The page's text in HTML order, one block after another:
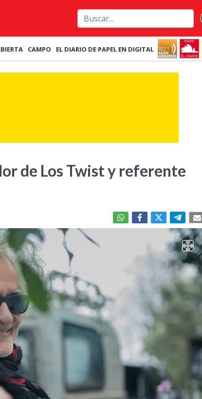
CAMPO EL DIARIO DE PAPEL EN DIGITAL
de Los Twist y referente